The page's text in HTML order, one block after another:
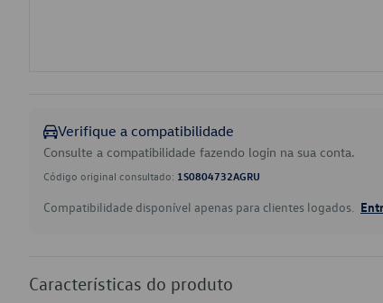
Verifique a compatibilidade
Consulte a compatibilidade fazendo login na sua conta.
Código original consultado: 1S0804732AGRU
Compatibilidade disponível apenas para clientes logados.
Características do produto